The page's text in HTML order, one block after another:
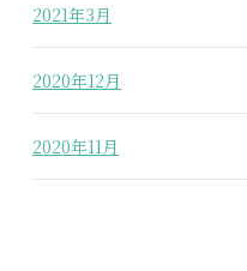
2021年3月
2020年12月
2020年11月